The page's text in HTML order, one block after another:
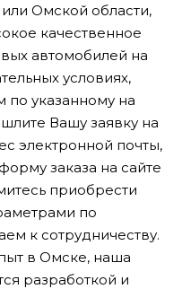
Омской области,
качественное
автомобилей на
условиях,
по указанному на
Вашу заявку на
электронной почты,
заказа на сайте
приобрести
по
к сотрудничеству.
в Омске, наша
разработкой и